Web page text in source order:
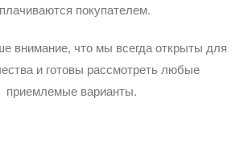
покупателем.
внимание, что мы всегда открыты для
и готовы рассмотреть любые
приемлемые варианты.